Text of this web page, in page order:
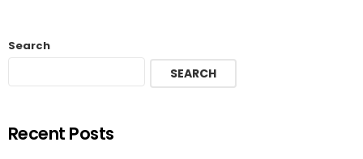
Search
SEARCH
Recent Posts